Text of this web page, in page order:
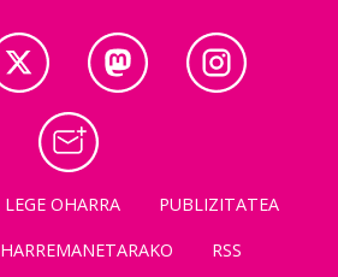
LEGE OHARRA
PUBLIZITATEA
HARREMANETARAKO RSS